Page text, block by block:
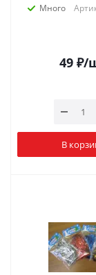
Много
49₽/
В